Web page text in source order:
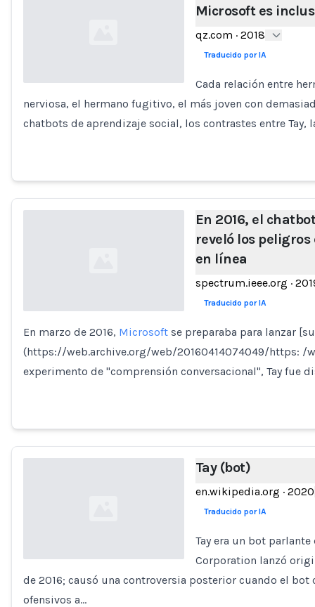
Loading...
Microsoft es
qz.com · 2018
Traducido por IA
Cada relación entre
nerviosa, el hermano fugitivo, el más joven con
chatbots de aprendizaje social, los contrastes entre Tay,
En 2016, el
reveló los
en línea
spectrum.ieee.org ·
Traducido por IA
En marzo de 2016, Microsoft se preparaba para lanzar
(https://web.archive.org/web/20160414074049/https: /
experimento de "comprensión conversacional", Tay fue
Loading...
Tay (bot)
en.wikipedia.org · 2020
Traducido por IA
Tay era un bot
Corporation lanzó
de 2016; causó una controversia posterior cuando el
ofensivos a…